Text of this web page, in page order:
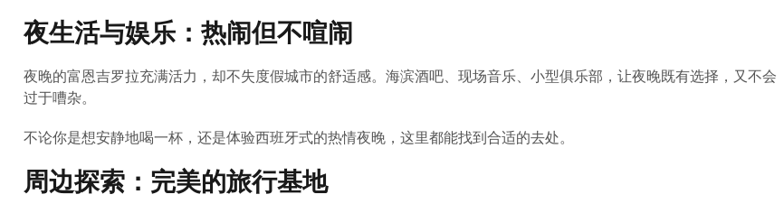
夜生活与娱乐：热闹但不喧闹
夜晚的富恩吉罗拉充满活力，却不失度假城市的舒适感。海滨酒吧、现场音乐、小型俱乐部，让夜晚既有选择，又不会
过于嘈杂。
不论你是想安静地喝一杯，还是体验西班牙式的热情夜晚，这里都能找到合适的去处。
周边探索：完美的旅行基地